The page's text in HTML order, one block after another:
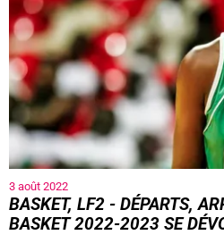
3 août 2022
BASKET, LF2 - DÉPARTS,
BASKET 2022-2023 SE